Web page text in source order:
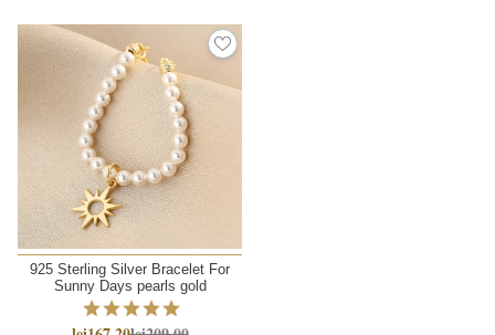
925 Sterling Silver Bracelet For
Sunny Days pearls gold